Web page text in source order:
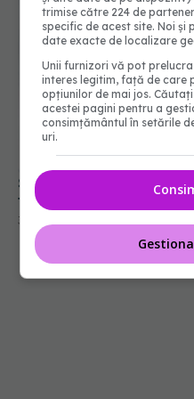
Șapte sfaturi de la
transpirație pe caniculă
30 iun 2026, 13:20
trimise către 224 de
specific de acest site. Noi și
date exacte de localizare
Unii furnizori vă pot
interes legitim, față de care
opțiunilor de mai jos.
acestei pagini pentru a
consimțământul în setările
uri.